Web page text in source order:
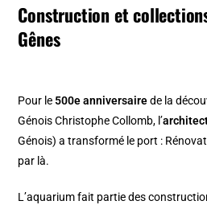
Construction et
Gênes
Pour le 500e anniversairede la
Génois Christophe Collomb, l’
Génois) a transformé le port :
par là.
L’aquarium fait partie des